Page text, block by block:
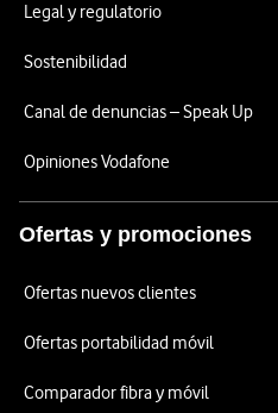
Legal y regulatorio
Sostenibilidad
Canal de denuncias – Speak Up
Opiniones Vodafone
Ofertas y promociones
Ofertas nuevos clientes
Ofertas portabilidad móvil
Comparador fibra y móvil